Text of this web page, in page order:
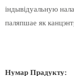
індывідуальную
паляпшае як
Нумар Прадукту: